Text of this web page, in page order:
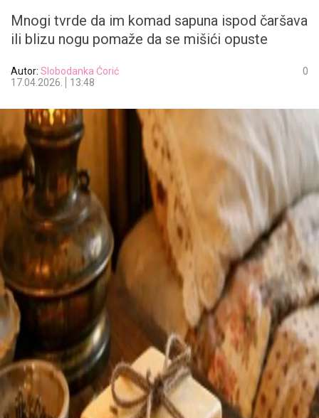
Mnogi tvrde da im komad sapuna ispod čaršava
ili blizu nogu pomaže da se mišići opuste
Autor: Slobodanka Ćorić
17.04.2026.
13:48
0